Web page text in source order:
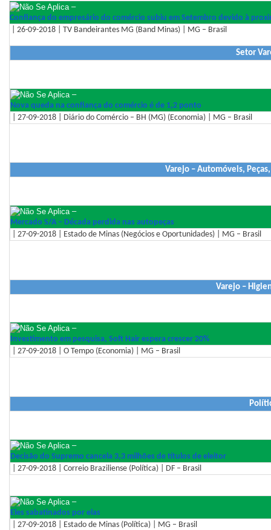
–
Confiança do empresário do comércio subiu em Setembro devido à
| 26-09-2018 | TV Bandeirantes MG (Band Minas) | MG – Brasil
Setor
–
Nova queda na confiança do comércio é de 1,2 ponto
| 27-09-2018 | Diário do Comércio – BH (MG) (Economia) | MG – Brasil
Varejo – Automóveis,
–
Mercado S/A – Década perdida nas autopeças
| 27-09-2018 | Estado de Minas (Negócios e Oportunidades) | MG – Brasil
Varejo –
–
Investimento em pesquisa, Soft Hair espera crescer 20%
| 27-09-2018 | O Tempo (Economia) | MG – Brasil
–
Decisão do Supremo cancela 3,3 milhões de títulos de eleitor
| 27-09-2018 | Correio Braziliense (Política) | DF – Brasil
–
Eles sabatinados por elas
| 27-09-2018 | Estado de Minas (Política) | MG – Brasil